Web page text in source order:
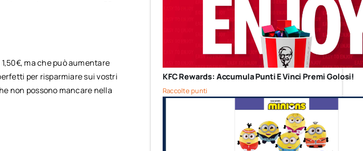
ma che può aumentare
per risparmiare sui vostri
non possono mancare nella
KFC Rewards: Accumula Punti E Vinci Premi Golosi!
Raccolte punti